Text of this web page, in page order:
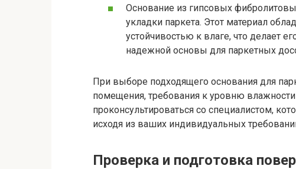
Основание из гипсовых
укладки паркета. Этот материал
устойчивостью к влаге, что делает
надежной основы для паркетных
При выборе подходящего основания для
помещения, требования к уровню
проконсультироваться со специалистом,
исходя из ваших индивидуальных
Проверка и подготовка